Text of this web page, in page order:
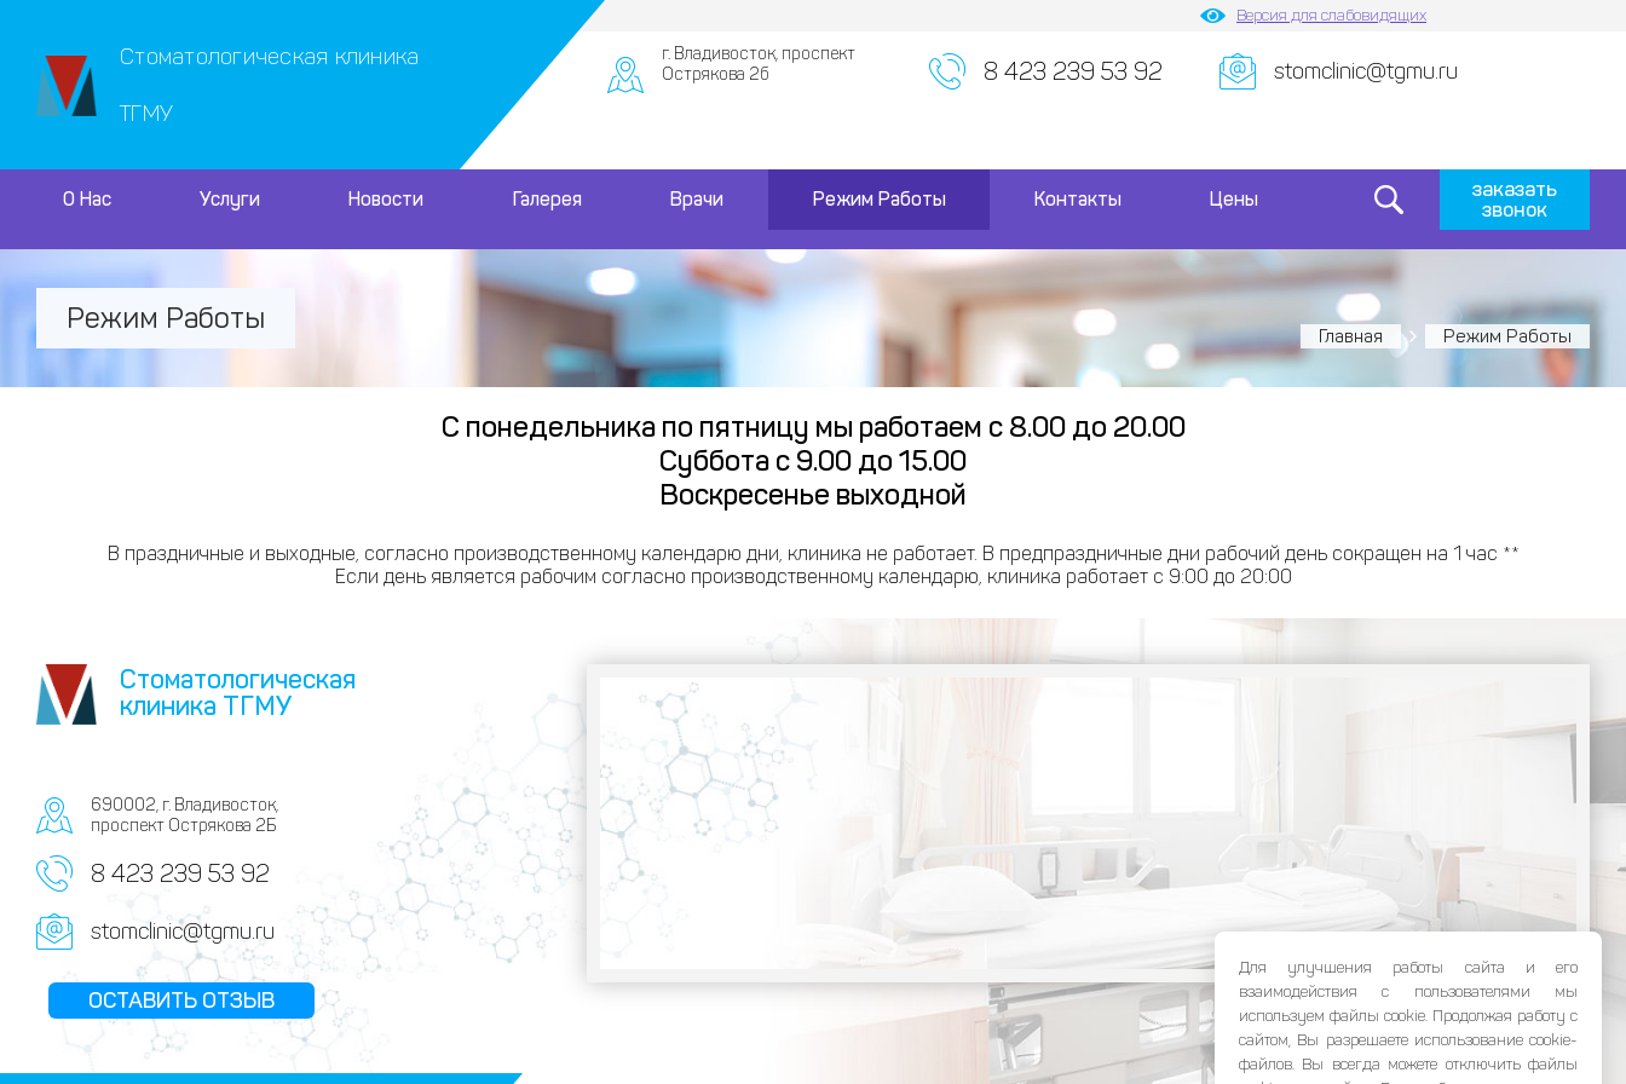
Версия для слабовидящих
Стоматологическая клиника
ТГМУ
г. Владивосток, проспект
Острякова 2б
8 423 239 53 92 stomclinic@tgmu.ru
О Нас Услуги Новости Галерея Врачи Режим Работы Контакты Цены
заказать
звонок
Режим Работы
Главная Режим Работы
С понедельника по пятницу мы работаем с 8.00 до 20.00
Суббота с 9.00 до 15.00
Воскресенье выходной
В праздничные и выходные, согласно производственному календарю дни, клиника не работает. В предпраздничные дни рабочий день сокращен на 1 час **
Если день является рабочим согласно производственному календарю, клиника работает с 9:00 до 20:00
Стоматологическая
клиника ТГМУ
690002, г. Владивосток,
проспект Острякова 2Б
8 423 239 53 92
stomclinic@tgmu.ru
ОСТАВИТЬ ОТЗЫВ
Для улучшения работы сайта и его
взаимодействия с пользователями мы
используем файлы cookie. Продолжая работу с
сайтом, Вы разрешаете использование cookie-
файлов. Вы всегда можете отключить файлы